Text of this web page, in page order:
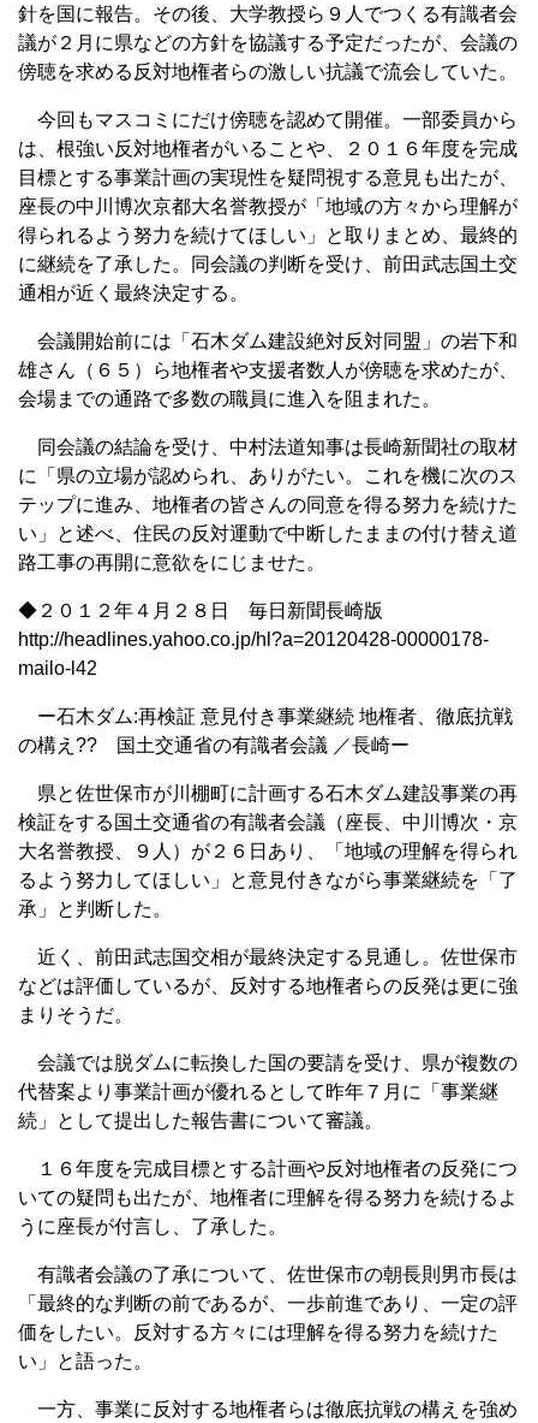
針を国に報告。その後、大学教授ら９人でつくる有識者会
議が２月に県などの方針を協議する予定だったが、会議の
傍聴を求める反対地権者らの激しい抗議で流会していた。
今回もマスコミにだけ傍聴を認めて開催。一部委員から
は、根強い反対地権者がいることや、２０１６年度を完成
目標とする事業計画の実現性を疑問視する意見も出たが、
座長の中川博次京都大名誉教授が「地域の方々から理解が
得られるよう努力を続けてほしい」と取りまとめ、最終的
に継続を了承した。同会議の判断を受け、前田武志国土交
通相が近く最終決定する。
会議開始前には「石木ダム建設絶対反対同盟」の岩下和
雄さん（６５）ら地権者や支援者数人が傍聴を求めたが、
会場までの通路で多数の職員に進入を阻まれた。
同会議の結論を受け、中村法道知事は長崎新聞社の取材
に「県の立場が認められ、ありがたい。これを機に次のス
テップに進み、地権者の皆さんの同意を得る努力を続けた
い」と述べ、住民の反対運動で中断したままの付け替え道
路工事の再開に意欲をにじませた。
◆２０１２年４月２８日 毎日新聞長崎版
http://headlines.yahoo.co.jp/hl?a=20120428-00000178-
mailo-l42
ー石木ダム:再検証 意見付き事業継続 地権者、徹底抗戦
の構え?? 国土交通省の有識者会議 ／長崎ー
県と佐世保市が川棚町に計画する石木ダム建設事業の再
検証をする国土交通省の有識者会議（座長、中川博次・京
大名誉教授、９人）が２６日あり、「地域の理解を得られ
るよう努力してほしい」と意見付きながら事業継続を「了
承」と判断した。
近く、前田武志国交相が最終決定する見通し。佐世保市
などは評価しているが、反対する地権者らの反発は更に強
まりそうだ。
会議では脱ダムに転換した国の要請を受け、県が複数の
代替案より事業計画が優れるとして昨年７月に「事業継
続」として提出した報告書について審議。
１６年度を完成目標とする計画や反対地権者の反発につ
いての疑問も出たが、地権者に理解を得る努力を続けるよ
うに座長が付言し、了承した。
有識者会議の了承について、佐世保市の朝長則男市長は
「最終的な判断の前であるが、一歩前進であり、一定の評
価をしたい。反対する方々には理解を得る努力を続けた
い」と語った。
一方、事業に反対する地権者らは徹底抗戦の構えを強め